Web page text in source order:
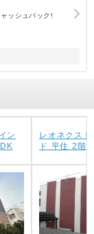
ッシュバック!
ン
レオネクスト
ド 平住 2階